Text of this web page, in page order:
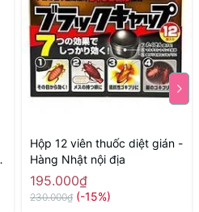
Hộp 12 viên thuốc diệt gián -
Hàng Nhật nội địa
195.000₫
230.000₫ (-15%)